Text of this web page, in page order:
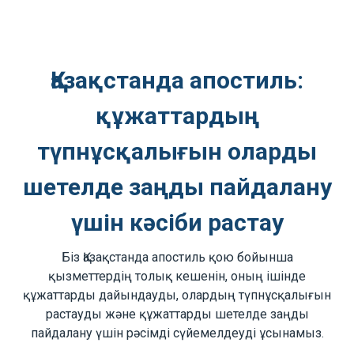
Қазақстанда апостиль:
құжаттардың
түпнұсқалығын оларды
шетелде заңды пайдалану
үшін кәсіби растау
Біз Қазақстанда апостиль қою бойынша
қызметтердің толық кешенін, оның ішінде
құжаттарды дайындауды, олардың түпнұсқалығын
растауды және құжаттарды шетелде заңды
пайдалану үшін рәсімді сүйемелдеуді ұсынамыз.